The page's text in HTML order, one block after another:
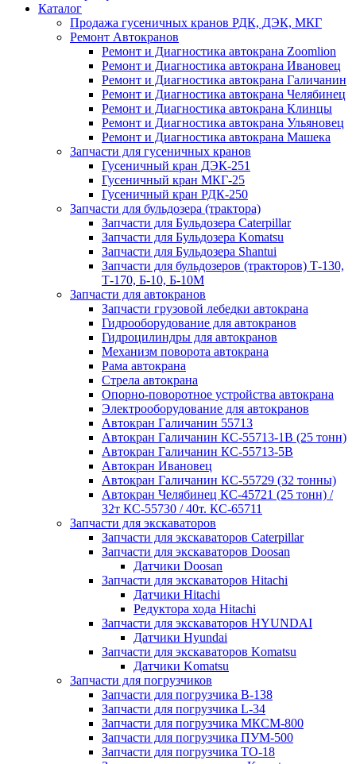
Каталог
Продажа гусеничных кранов РДК, ДЭК, МКГ
Ремонт Автокранов
Ремонт и Диагностика автокрана Zoomlion
Ремонт и Диагностика автокрана Ивановец
Ремонт и Диагностика автокрана Галичанин
Ремонт и Диагностика автокрана Челябинец
Ремонт и Диагностика автокрана Клинцы
Ремонт и Диагностика автокрана Ульяновец
Ремонт и Диагностика автокрана Машека
Запчасти для гусеничных кранов
Гусеничный кран ДЭК-251
Гусеничный кран МКГ-25
Гусеничный кран РДК-250
Запчасти для бульдозера (трактора)
Запчасти для Бульдозера Caterpillar
Запчасти для Бульдозера Komatsu
Запчасти для Бульдозера Shantui
Запчасти для бульдозеров (тракторов) Т-130,
Т-170, Б-10, Б-10М
Запчасти для автокранов
Запчасти грузовой лебедки автокрана
Гидрооборудование для автокранов
Гидроцилиндры для автокранов
Механизм поворота автокрана
Рама автокрана
Стрела автокрана
Опорно-поворотное устройства автокрана
Электрооборудование для автокранов
Автокран Галичанин 55713
Автокран Галичанин КС-55713-1В (25 тонн)
Автокран Галичанин КС-55713-5В
Автокран Ивановец
Автокран Галичанин КС-55729 (32 тонны)
Автокран Челябинец КС-45721 (25 тонн) /
32т КС-55730 / 40т. КС-65711
Запчасти для экскаваторов
Запчасти для экскаваторов Caterpillar
Запчасти для экскаваторов Doosan
Датчики Doosan
Запчасти для экскаваторов Hitachi
Датчики Hitachi
Редуктора хода Hitachi
Запчасти для экскаваторов HYUNDAI
Датчики Hyundai
Запчасти для экскаваторов Komatsu
Датчики Komatsu
Запчасти для погрузчиков
Запчасти для погрузчика B-138
Запчасти для погрузчика L-34
Запчасти для погрузчика МКСМ-800
Запчасти для погрузчика ПУМ-500
Запчасти для погрузчика ТО-18